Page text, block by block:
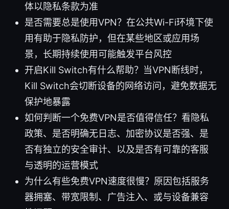
体以隐私条款为准
是否需要总是使用VPN？在公共Wi-Fi环境下使
用有助于隐私防护，但在某些地区或应用场
景，长期持续使用可能触发平台风控
开启Kill Switch有什么帮助？当VPN断线时，
Kill Switch会切断设备的网络访问，避免数据无
保护地暴露
如何判断一个免费VPN是否值得信任？看隐私
政策、是否明确无日志、加密协议是否强、是
否有独立的安全审计、以及是否有可靠的客服
与透明的运营模式
为什么有些免费VPN速度很慢？原因包括服务
器拥塞、带宽限制、广告注入、或与设备兼容